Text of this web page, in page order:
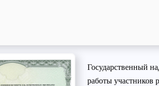
Государственный
работы участников